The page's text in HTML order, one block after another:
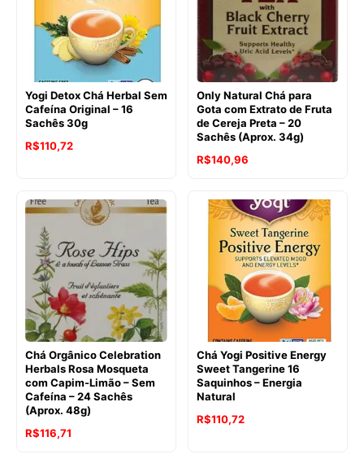
Yogi Detox Chá Herbal Sem
Cafeína Original – 16
Sachês 30g
O
era:
R$125,74.
R$110,72O
é:
R$110,72.
Only Natural Chá para
Gota com Extrato de Fruta
de Cereja Preta – 20
Sachês (Aprox. 34g)
O
original
era:
R$166,74.
R$140,96
atual
é:
R$140,96.
Chá Orgânico Celebration
Herbals Rosa Mosqueta
com Capim-Limão – Sem
Cafeína – 24 Sachês
(Aprox. 48g)
O
R$116,71
Chá Yogi Positive Energy
Sweet Tangerine 16
Saquinhos – Energia
Natural
O
R$110,72O